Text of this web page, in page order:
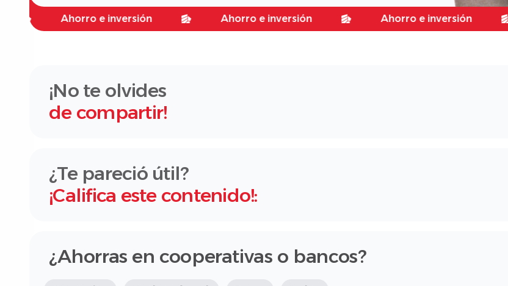
Ahorro e inversión Ahorro e inversión Ahorro e inversión
¡No te olvides
de compartir!
¿Te pareció útil?
¡Califica este contenido!:
¿Ahorras en cooperativas o bancos?